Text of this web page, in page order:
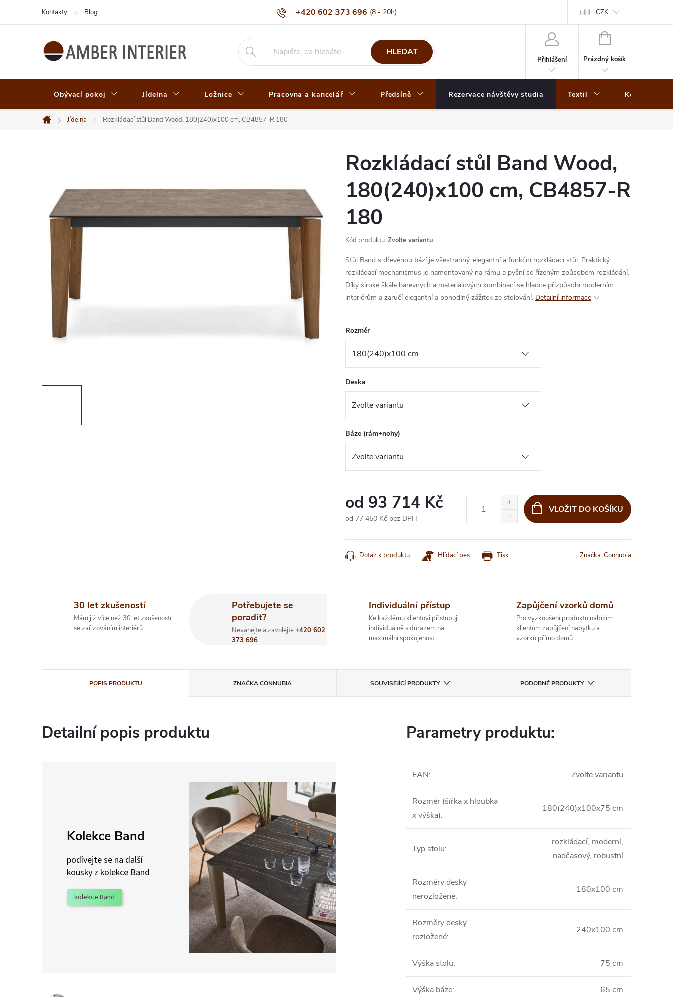
+420 602 373 696
Kontakty Blog CZK
HLEDAT
Přihlášení
NÁKUPNÍ
Prázdný košík
Obývací pokoj Jídelna Ložnice Pracovna a kancelář Předsíně Rezervace návštěvy studia Textil Koberce
Domů
Jídelna Rozkládací stůl Band Wood, 180(240)x100 cm, CB4857-R 180
Rozkládací stůl Band Wood,
180(240)x100 cm, CB4857-R
180
Kód produktu: Zvolte variantu
Stůl Band s dřevěnou bází je všestranný, elegantní a funkční rozkládací stůl. Praktický
rozkládací mechanismus je namontovaný na rámu a pyšní se řízeným způsobem rozkládání.
Díky široké škále barevných a materiálových kombinací se hladce přizpůsobí moderním
interiérům a zaručí elegantní a pohodlný zážitek ze stolování. Detailní informace
Rozměr
Deska
Báze (rám+nohy)
od 93 714 Kč
od 77 450 Kč bez DPH
cena:
VLOŽIT DO KOŠÍKU
Tisk
Dotaz k produktu Hlídací pes Značka:Connubia
30 let zkušeností
Mám již více než 30 let zkušeností
se zařizováním interiérů.
Potřebujete se
poradit?
Neváhejte a zavolejte+420 602
373 696
Individuální přístup
Ke každému klientovi přistupuji
individuálně s důrazem na
maximální spokojenost.
Zapůjčení vzorků domů
Pro vyzkoušení produktů nabízím
klientům zapůjčení nábytku a
vzorků přímo domů.
POPIS PRODUKTU ZNAČKACONNUBIA SOUVISEJÍCÍ PRODUKTY PODOBNÉ PRODUKTY
Detailní popis produktu
Kolekce Band
podívejte se na další
kousky z kolekce Band
kolekce Band
Parametry produktu:
EAN: Zvolte variantu
Rozměr (šířka x hloubka
x výška):
180(240)x100x75 cm
Typ stolu:
rozkládací, moderní,
nadčasový, robustní
Rozměry desky
nerozložené:
180x100 cm
Rozměry desky
rozložené:
240x100 cm
Výška stolu: 75 cm
Výška báze: 65 cm